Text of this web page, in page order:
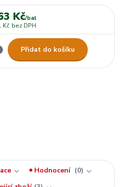
Kč/bal
Kč bez DPH
Přidat do košíku
Hodnocení
0